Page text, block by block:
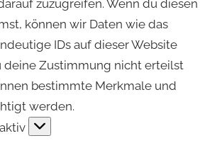
zuzugreifen. Wenn du diesen
können wir Daten wie das
IDs auf dieser Website
deine Zustimmung nicht erteilst
bestimmte Merkmale und
werden.